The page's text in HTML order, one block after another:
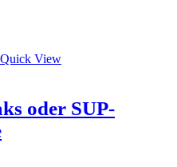
Quick View
oder SUP-